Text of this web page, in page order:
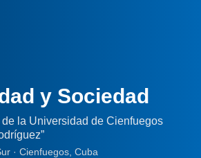
y Sociedad
la Universidad de Cienfuegos
· Cienfuegos, Cuba